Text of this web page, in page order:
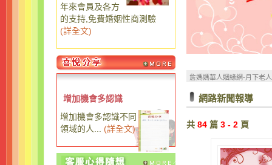
年來會員及各方
的支持,免費婚姻性商測驗
(詳全文)
增加機會多認識
增加機會多認識不同
領域的人...
(詳全文)
詹媽媽華人姻緣網-月下老
網路新聞報導
共 84 篇 3 - 2 頁